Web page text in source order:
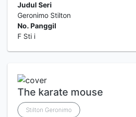
Judul Seri
Geronimo Stilton
No. Panggil
F Sti i
The karate mouse
Stilton Geronimo